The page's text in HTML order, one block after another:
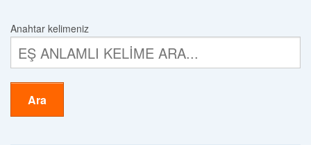
Anahtar kelimeniz
Ara